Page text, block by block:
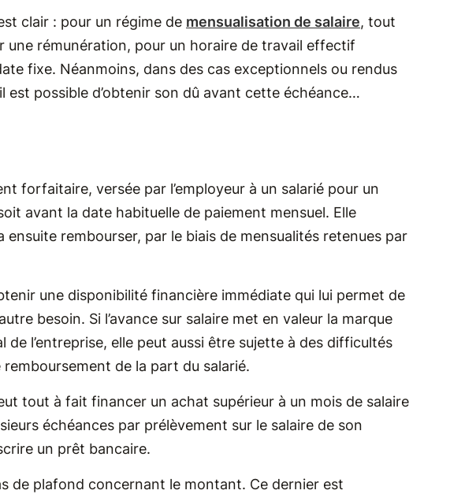
clair : pour un régime de mensualisation de salaire, tout
une rémunération, pour un horaire de travail effectif
fixe. Néanmoins, dans des cas exceptionnels ou rendus
est possible d’obtenir son dû​ avant cette échéance…
forfaitaire, versée par l’employeur à un salarié pour un
avant la date habituelle de paiement mensuel. Elle
ensuite rembourser, par le biais de mensualités retenues par
une disponibilité financière immédiate qui lui permet de
besoin. Si l’avance sur salaire met en valeur la marque
l’entreprise, elle peut aussi être sujette à des difficultés
de la part du salarié.
tout à fait financer un achat supérieur à un mois de salaire
échéances par prélèvement sur le salaire de son
un prêt bancaire.
de plafond concernant le montant. Ce dernier est